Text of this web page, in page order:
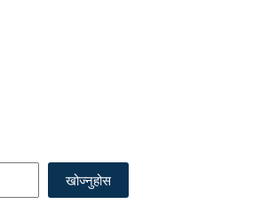
खोज्नुहोस